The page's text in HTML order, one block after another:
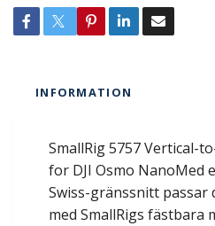
INFORMATION
SmallRig 5757 Vertical-
for DJI Osmo NanoMed
Swiss-gränssnitt passar
med SmallRigs fästbara